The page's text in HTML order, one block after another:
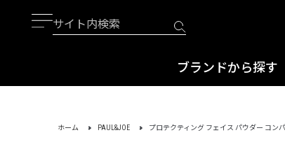
ブランドから探す
ホーム PAUL&JOE プロテクティング フェイス パウダー コン